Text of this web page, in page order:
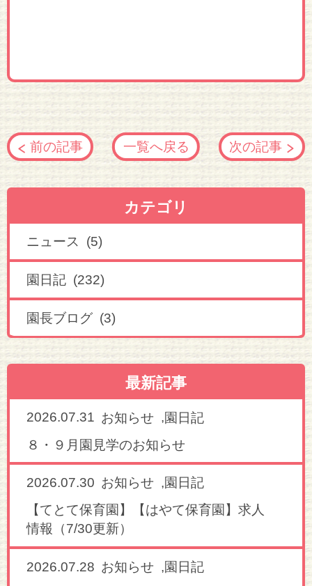
前の記事 一覧へ戻る 次の記事
カテゴリ
ニュース (5)
園日記 (232)
園長ブログ (3)
最新記事
2026.07.31 お知らせ ,園日記
８・９月園見学のお知らせ
2026.07.30 お知らせ ,園日記
【てとて保育園】【はやて保育園】求人
情報（7/30更新）
2026.07.28 お知らせ ,園日記